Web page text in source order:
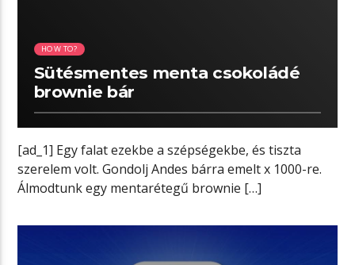
HOW TO?
Sütésmentes menta csokoládé
brownie bár
[ad_1] Egy falat ezekbe a szépségekbe, és tiszta
szerelem volt. Gondolj Andes bárra emelt x 1000-re.
Álmodtunk egy mentarétegű brownie […]